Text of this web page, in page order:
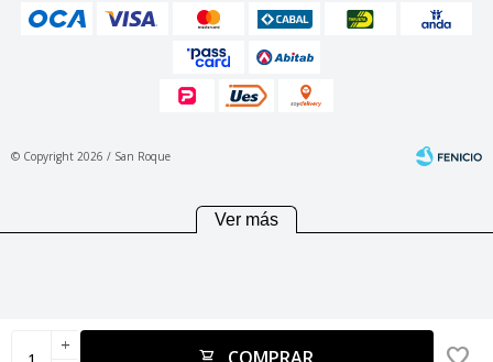
add
© Copyright 2026 / San Roque
Ver más